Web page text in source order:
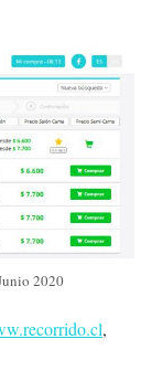
2020
,